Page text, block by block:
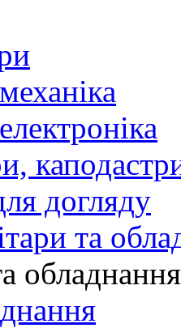
догляду
та
обладнання